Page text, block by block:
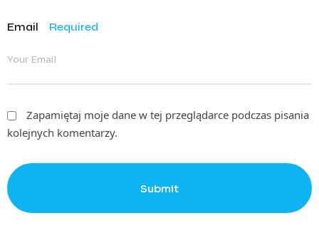
Email Required
Zapamiętaj moje dane w tej przeglądarce podczas pisania
kolejnych komentarzy.
Submit